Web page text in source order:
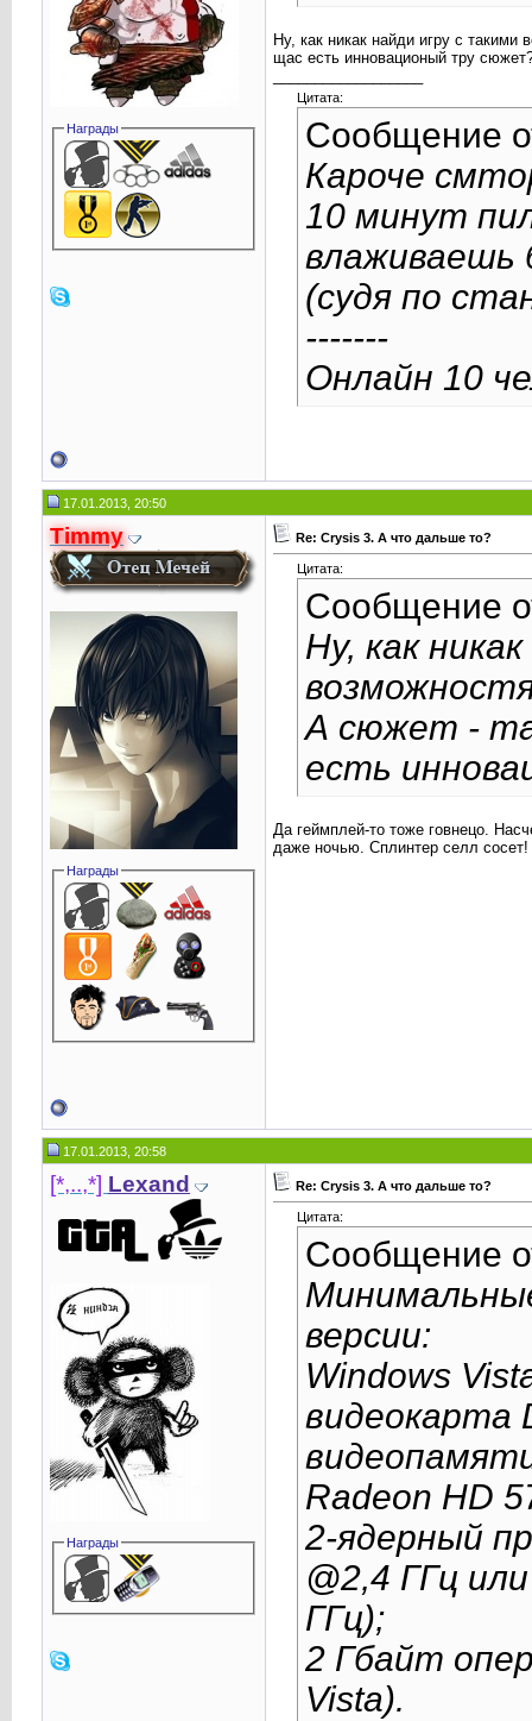
Награды
Ну, как никак найди игру с
щас есть инновационый тру
Цитата:
Сообщение
Кароче
10 минут
влаживаешь
(судя по
-------
Онлайн 10
17.01.2013, 20:50
Timmy
Награды
Re: Crysis 3. А что дальше то?
Цитата:
Сообщение
Ну, как
А сюжет -
есть
Да геймплей-то тоже говнецо.
даже ночью. Сплинтер селл сосет!
17.01.2013, 20:58
[*,..,*] Lexand
Награды
Re: Crysis 3. А что дальше то?
Цитата:
Сообщение
версии:
Windows
видеокарта
Radeon HD
2-ядерный
@2,4 ГГц
ГГц);
2 Гбайт
Vista).